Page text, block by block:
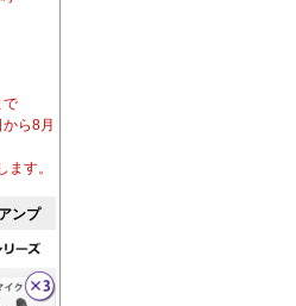
で
ら8月
す。
ンプ